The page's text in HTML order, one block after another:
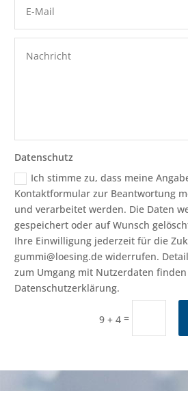
Datenschutz
Ich stimme zu, dass meine
Kontaktformular zur Beantwortung
und verarbeitet werden. Die Daten
gespeichert oder auf Wunsch
Ihre Einwilligung jederzeit für die
gummi@loesing.de widerrufen.
zum Umgang mit Nutzerdaten
Datenschutzerklärung.
9 + 4=